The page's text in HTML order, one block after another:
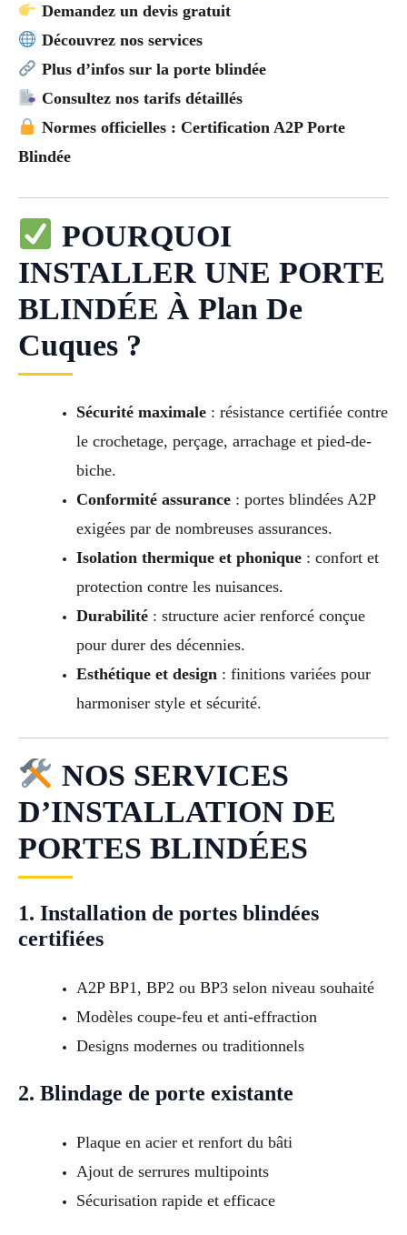
Demandez un devis gratuit
Découvrez nos services
Plus d’infos sur la porte blindée
Consultez nos tarifs détaillés
Normes officielles : Certification A2P Porte
Blindée
POURQUOI
INSTALLER UNE PORTE
BLINDÉE À Plan De
Cuques ?
Sécurité maximale: résistance certifiée contre
le crochetage, perçage, arrachage et pied-de-
biche.
Conformité assurance: portes blindées A2P
exigées par de nombreuses assurances.
Isolation thermique et phonique: confort et
protection contre les nuisances.
Durabilité: structure acier renforcé conçue
pour durer des décennies.
Esthétique et design : finitions variées pour
harmoniser style et sécurité.
NOS SERVICES
D’INSTALLATION DE
PORTES BLINDÉES
1. Installation de portes blindées
certifiées
A2P BP1, BP2 ou BP3 selon niveau souhaité
Modèles coupe-feu et anti-effraction
Designs modernes ou traditionnels
2. Blindage de porte existante
Plaque en acier et renfort du bâti
Ajout de serrures multipoints
Sécurisation rapide et efficace